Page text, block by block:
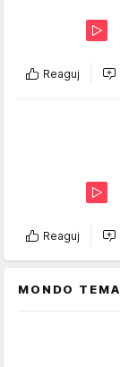
Reaguj
Reaguj
MONDO TEMA